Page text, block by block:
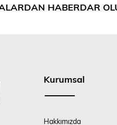
HABERDAR
Kurumsal
Hakkımızda